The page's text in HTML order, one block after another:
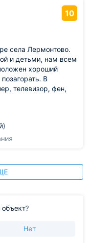
10
села Лермонтово.
и детьми, нам всем
хороший
В
телевизор, фен,
общая, но мы
совсем
объект?
Нет